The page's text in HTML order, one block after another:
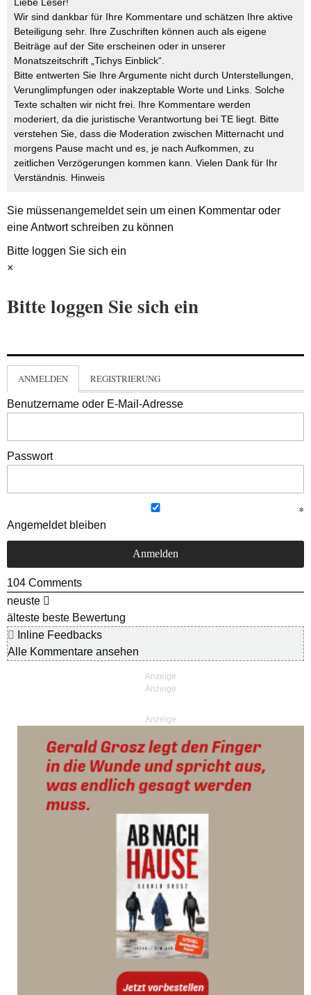
Liebe Leser!
Wir sind dankbar für Ihre Kommentare und schätzen Ihre aktive
Beteiligung sehr. Ihre Zuschriften können auch als eigene
Beiträge auf der Site erscheinen oder in unserer
Monatszeitschrift „Tichys Einblick“.
Bitte entwerten Sie Ihre Argumente nicht durch Unterstellungen,
Verunglimpfungen oder inakzeptable Worte und Links. Solche
Texte schalten wir nicht frei. Ihre Kommentare werden
moderiert, da die juristische Verantwortung bei TE liegt. Bitte
verstehen Sie, dass die Moderation zwischen Mitternacht und
morgens Pause macht und es, je nach Aufkommen, zu
zeitlichen Verzögerungen kommen kann. Vielen Dank für Ihr
Verständnis. Hinweis
Sie müssenangemeldetsein um einen Kommentar oder
eine Antwort schreiben zu können
Bitte loggen Sie sich ein
×
Bitte loggen Sie sich ein
ANMELDEN REGISTRIERUNG
Benutzername oder E-Mail-Adresse
Passwort
Angemeldet bleiben
104 Comments
neuste
älteste beste Bewertung
Inline Feedbacks
Alle Kommentare ansehen
Anzeige